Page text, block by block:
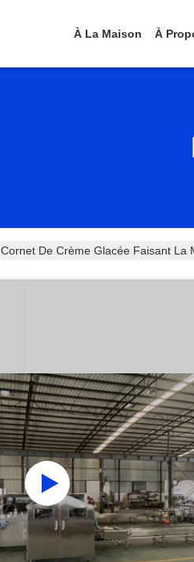
À La Maison À
Cornet De Crème Glacée Faisant La